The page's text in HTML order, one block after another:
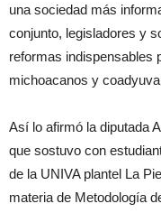
una sociedad más
conjunto, legisladores y
reformas indispensables
michoacanos y
Así lo afirmó la diputada
que sostuvo con
de la UNIVA plantel La
materia de Metodología